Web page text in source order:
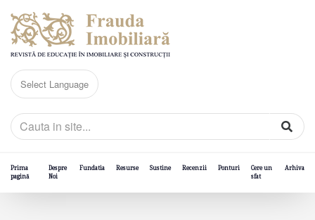
Prima
pagină
Despre
Noi
Fundatia Resurse Sustine Recenzii Ponturi
Cere un
sfat
Arhiva